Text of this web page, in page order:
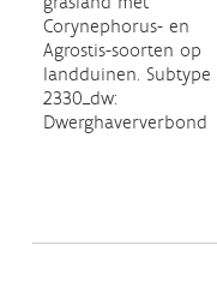
Corynephorus- en
Agrostis-soorten op
landduinen. Subtype
2330_dw:
Dwerghaververbond